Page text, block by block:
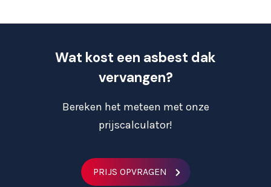
Wat kost een asbest dak
vervangen?
Bereken het meteen met onze
prijscalculator!
PRIJS OPVRAGEN